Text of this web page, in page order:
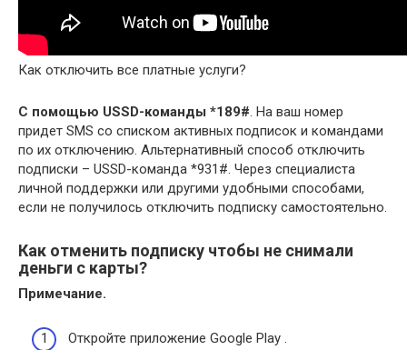
Как отключить все платные услуги?
С помощью USSD-команды *189#. На ваш номер
придет SMS со списком активных подписок и командами
по их отключению. Альтернативный способ отключить
подписки – USSD-команда *931#. Через специалиста
личной поддержки или другими удобными способами,
если не получилось отключить подписку самостоятельно.
Как отменить подписку чтобы не снимали
деньги с карты?
Примечание.
Откройте приложение Google Play .